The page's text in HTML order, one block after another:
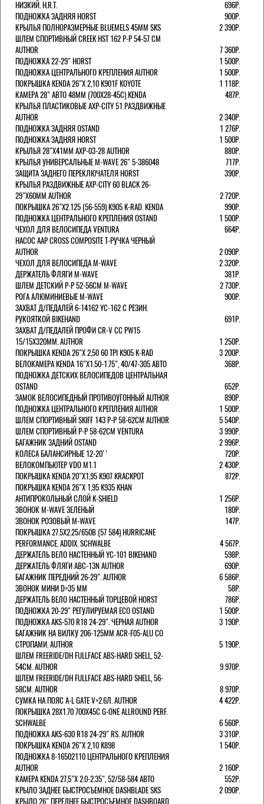
НИЗКИЙ. H.R.T.
696Р.
ПОДНОЖКА ЗАДНЯЯ HORST
900Р.
КРЫЛЬЯ ПОЛНОРАЗМЕРНЫЕ BLUEMELS 45MM SKS
2 390Р.
ШЛЕМ СПОРТИВНЫЙ CREEK HST 162 Р-Р 54-57 СМ
AUTHOR
7 360Р.
ПОДНОЖКА 22-29" HORST
1 500Р.
ПОДНОЖКА ЦЕНТРАЛЬНОГО КРЕПЛЕНИЯ AUTHOR
1 500Р.
ПОКРЫШКА KENDA 26"Х 2,10 K901F KOYOTE
1 118Р.
КАМЕРА 28" АВТО 48ММ (700Х28-45С) KENDA
487Р.
КРЫЛЬЯ ПЛАСТИКОВЫЕ AXP-CITY 51 РАЗДВИЖНЫЕ
AUTHOR
2 340Р.
ПОДНОЖКА ЗАДНЯЯ OSTAND
1 276Р.
ПОДНОЖКА ЗАДНЯЯ HORST
1 500Р.
КРЫЛЬЯ 28"Х41ММ AXP-03-28 AUTHOR
880Р.
КРЫЛЬЯ УНИВЕРСАЛЬНЫЕ M-WAVE 26" 5-386048
717Р.
ЗАЩИТА ЗАДНЕГО ПЕРЕКЛЮЧАТЕЛЯ HORST
390Р.
КРЫЛЬЯ РАЗДВИЖНЫЕ AXP-CITY 60 BLACK 26-
29"Х60ММ AUTHOR
2 720Р.
ПОКРЫШКА 26"Х2.125 (56-559) K905 K-RAD. KENDA
990Р.
ПОДНОЖКА ЦЕНТРАЛЬНОГО КРЕПЛЕНИЯ OSTAND
1 500Р.
ЧЕХОЛ ДЛЯ ВЕЛОСИПЕДА VENTURA
664Р.
НАСОС AAP CROSS COMPOSITE Т-РУЧКА ЧЕРНЫЙ
AUTHOR
2 090Р.
ЧЕХОЛ ДЛЯ ВЕЛОСИПЕДА M-WAVE
2 320Р.
ДЕРЖАТЕЛЬ ФЛЯГИ M-WAVE
381Р.
ШЛЕМ ДЕТСКИЙ Р-Р 52-56СМ M-WAVE
2 730Р.
РОГА АЛЮМИНИЕВЫЕ M-WAVE
900Р.
ЗАХВАТ Д/ПЕДАЛЕЙ 6-14162 YC-162 С РЕЗИН.
РУКОЯТКОЙ BIKEHAND
691Р.
ЗАХВАТ Д/ПЕДАЛЕЙ ПРОФИ CR-V CC PW15
15/15X320ММ. AUTHOR
1 250Р.
ПОКРЫШКА KENDA 26"Х 2,50 60 TPI K905 K-RAD
3 200Р.
ВЕЛОКАМЕРА KENDA 16"Х1.50-1.75", 40/47-305 АВТО
368Р.
ПОДНОЖКА ДЕТСКИХ ВЕЛОСИПЕДОВ ЦЕНТРАЛЬНАЯ
OSTAND
652Р.
ЗАМОК ВЕЛОСИПЕДНЫЙ ПРОТИВОУГОННЫЙ AUTHOR
890Р.
ПОДНОЖКА ЦЕНТРАЛЬНОГО КРЕПЛЕНИЯ AUTHOR
1 500Р.
ШЛЕМ СПОРТИВНЫЙ SKIFF 143 Р-Р 58-62СМ AUTHOR
5 540Р.
ШЛЕМ СПОРТИВНЫЙ Р-Р 58-62СМ VENTURA
3 990Р.
БАГАЖНИК ЗАДНИЙ OSTAND
2 996Р.
КОЛЕСА БАЛАНСИРНЫЕ 12-20''
720Р.
ВЕЛОКОМПЬЮТЕР VDO M1.1
2 430Р.
ПОКРЫШКА KENDA 20"Х1,95 K907 KRACKPOT
872Р.
ПОКРЫШКА KENDA 26"Х 1,95 K935 KHAN
АНТИПРОКОЛЬНЫЙ СЛОЙ K-SHIELD
1 256Р.
ЗВОНОК M-WAVE ЗЕЛЕНЫЙ
180Р.
ЗВОНОК РОЗОВЫЙ M-WAVE
147Р.
ПОКРЫШКА 27.5X2.25/650B (57 584) HURRICANE
PERFORMANCE. ADDIX. SCHWALBE
4 567Р.
ДЕРЖАТЕЛЬ ВЕЛО НАСТЕННЫЙ YC-101 BIKEHAND
598Р.
ДЕРЖАТЕЛЬ ФЛЯГИ ABC-13N AUTHOR
690Р.
БАГАЖНИК ПЕРЕДНИЙ 26-29". AUTHOR
6 586Р.
ЗВОНОК МИНИ D=35 ММ
58Р.
ДЕРЖАТЕЛЬ ВЕЛО НАСТЕННЫЙ ТОРЦЕВОЙ HORST
786Р.
ПОДНОЖКА 20-29" РЕГУЛИРУЕМАЯ ECO OSTAND
1 500Р.
ПОДНОЖКА AKS-570 R18 24-29". ЧЕРНАЯ AUTHOR
3 190Р.
БАГАЖНИК НА ВИЛКУ 206-125ММ ACR-F05-ALU СО
СТРОПАМИ. AUTHOR
5 190Р.
ШЛЕМ FREERIDE/DH FULLFACE ABS-HARD SHELL, 52-
54СМ. AUTHOR
9 970Р.
ШЛЕМ FREERIDE/DH FULLFACE ABS-HARD SHELL, 56-
58СМ. AUTHOR
8 970Р.
СУМКА НА ПОЯС A-L GATE V=2.6Л. AUTHOR
4 422Р.
ПОКРЫШКА 28X1.70 700X45C G-ONE ALLROUND PERF.
SCHWALBE
6 560Р.
ПОДНОЖКА AKS-630 R18 24-29" RS. AUTHOR
3 310Р.
ПОКРЫШКА KENDA 26"Х 2,10 K898
1 540Р.
ПОДНОЖКА 8-16502110 ЦЕНТРАЛЬНОГО КРЕПЛЕНИЯ
AUTHOR
2 160Р.
КАМЕРА KENDA 27,5"Х 2.0-2.35", 52/58-584 АВТО
552Р.
КРЫЛО ЗАДНЕЕ БЫСТРОСЪЕМНОЕ DASHBLADE SKS
2 090Р.
КРЫЛО 26" ПЕРЕДНЕЕ БЫСТРОСЪЕМНОЕ DASHBOARD